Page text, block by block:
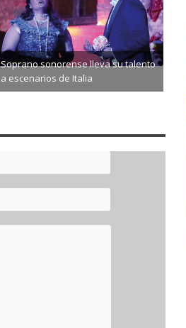
Soprano sonorense lleva su talento
a escenarios de Italia